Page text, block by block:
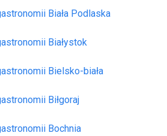
Biała Podlaska
Białystok
Bielsko-biała
Biłgoraj
Bochnia